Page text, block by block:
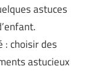
astuces
: choisir des
astucieux